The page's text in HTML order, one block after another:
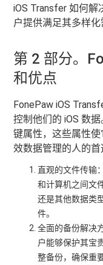
iOS Transfer 如何解
户提供满足其多样化
第 2 部分。
和优点
FonePaw iOS
控制他们的 iOS 数
键属性，这些属性
效数据管理的人的首
直观的文件传输
和计算机之间文
还是其他数据类
件。
全面的备份解决
户能够保护其宝
整备份，确保重